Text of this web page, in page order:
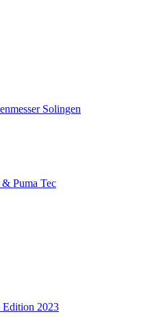
Solingen
& Puma Tec
Edition 2023